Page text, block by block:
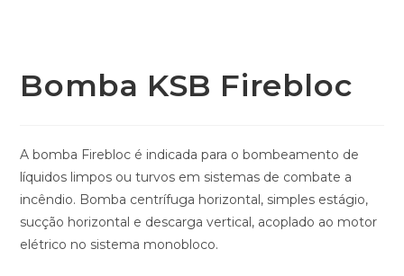
Bomba KSB Firebloc
A bomba Firebloc é indicada para o bombeamento de
líquidos limpos ou turvos em sistemas de combate a
incêndio. Bomba centrífuga horizontal, simples estágio,
sucção horizontal e descarga vertical, acoplado ao motor
elétrico no sistema monobloco.